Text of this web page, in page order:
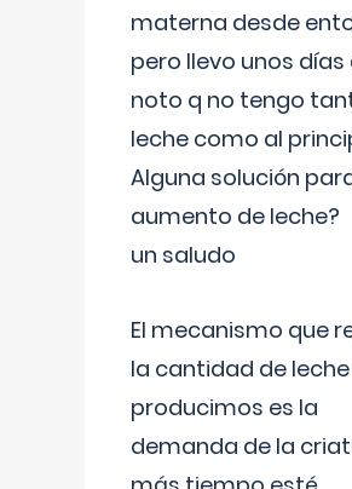
materna desde
pero llevo unos días
noto q no tengo
leche como al
Alguna solución
aumento de leche?
un saludo
El mecanismo que
la cantidad de
producimos es la
demanda de la